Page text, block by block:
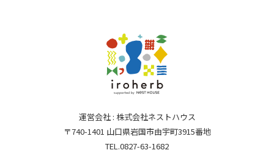
運営会社 : 株式会社ネストハウス
〒740-1401 山口県岩国市由宇町3915番地
TEL.0827-63-1682